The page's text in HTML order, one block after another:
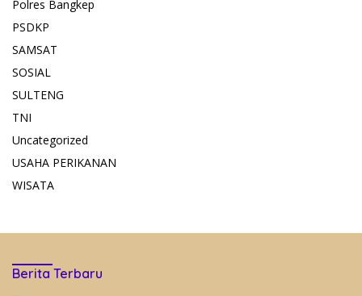
Polres Bangkep
PSDKP
SAMSAT
SOSIAL
SULTENG
TNI
Uncategorized
USAHA PERIKANAN
WISATA
Berita Terbaru